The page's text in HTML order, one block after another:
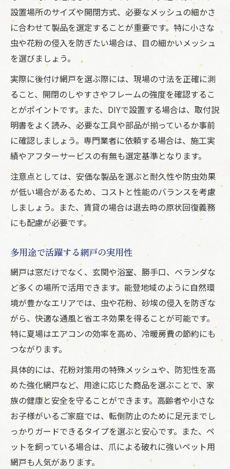
設置場所のサイズや開閉方式、必要なメッシュの細かさ
に合わせて製品を選定することが重要です。特に小さな
虫や花粉の侵入を防ぎたい場合は、目の細かいメッシュ
を選びましょう。
実際に後付け網戸を選ぶ際には、現場の寸法を正確に測
ること、開閉のしやすさやフレームの強度を確認するこ
とがポイントです。また、DIYで設置する場合は、取付説
明書をよく読み、必要な工具や部品が揃っているか事前
に確認しましょう。専門業者に依頼する場合は、施工実
績やアフターサービスの有無も選定基準となります。
注意点としては、安価な製品を選ぶと耐久性や防虫効果
が低い場合があるため、コストと性能のバランスを考慮
しましょう。また、賃貸の場合は退去時の原状回復義務
にも配慮が必要です。
多用途で活躍する網戸の実用性
網戸は窓だけでなく、玄関や浴室、勝手口、ベランダな
ど多くの場所で活用できます。能登地域のように自然環
境が豊かなエリアでは、虫や花粉、砂埃の侵入を防ぎな
がら、快適な通風と省エネ効果を得ることが可能です。
特に夏場はエアコンの効率を高め、冷暖房費の節約にも
つながります。
具体的には、花粉対策用の特殊メッシュや、防犯性を高
めた強化網戸など、用途に応じた商品を選ぶことで、家
族の健康と安全を守ることができます。高齢者や小さな
お子様がいるご家庭では、転倒防止のために足元までし
っかりガードできるタイプを選ぶと安心です。また、ペ
ットを飼っている場合は、爪による破れに強いペット用
網戸も人気があります。